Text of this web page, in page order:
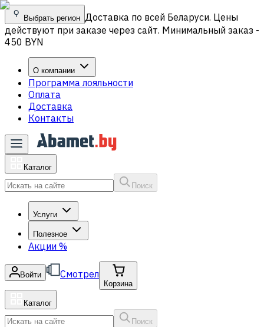
Выбрать регион Доставка по всей Беларуси. Цены
действуют при заказе через сайт. Минимальный заказ -
450 BYN
О компании
Программа лояльности
Оплата
Доставка
Контакты
Каталог
Поиск
Услуги
Полезное
Акции %
Войти Смотрел
Корзина
Каталог
Поиск